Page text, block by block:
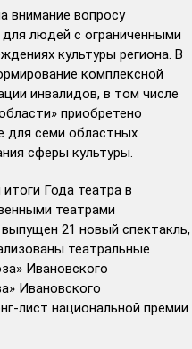
внимание вопросу
людей с ограниченными
культуры региона. В
комплексной
инвалидов, в том числе
приобретено
для семи областных
сферы культуры.
Года театра в
театрами
21 новый спектакль,
театральные
Ивановского
Ивановского
лист национальной премии